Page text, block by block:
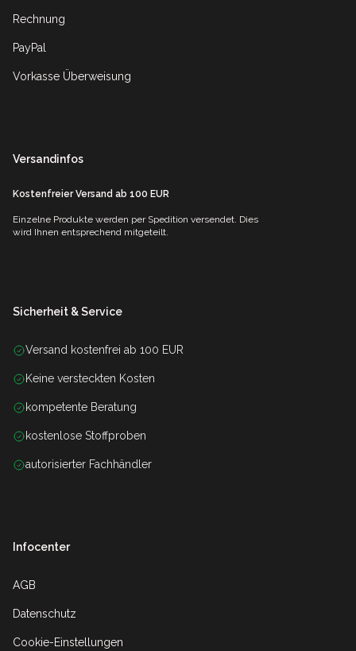
Rechnung
PayPal
Vorkasse Überweisung
Versandinfos
Kostenfreier Versand ab 100 EUR
Einzelne Produkte werden per Spedition versendet. Dies
wird Ihnen entsprechend mitgeteilt.
Sicherheit & Service
Versand kostenfrei ab 100 EUR
Keine versteckten Kosten
kompetente Beratung
kostenlose Stoffproben
autorisierter Fachhändler
Infocenter
AGB
Datenschutz
Cookie-Einstellungen